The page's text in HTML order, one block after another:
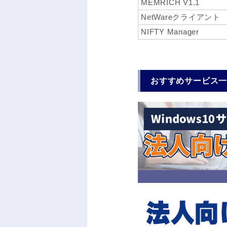
MEMRICH V1.1
NetWareクライアント
NIFTY Manager
おすすめサービス